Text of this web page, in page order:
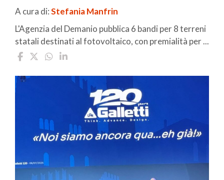
A cura di:Stefania Manfrin
L'Agenzia del Demanio pubblica 6 bandi per 8 terreni
statali destinati al fotovoltaico, con premialità per ...